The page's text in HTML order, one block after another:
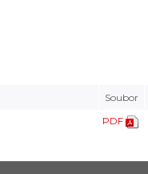
Soubor
PDF